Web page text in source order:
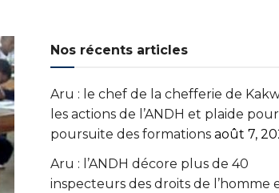
Nos récents articles
Aru : le chef de la chefferie de
les actions de l’ANDH et plaide
poursuite des formations août 7,
Aru : l’ANDH décore plus de 40
inspecteurs des droits de l’homme